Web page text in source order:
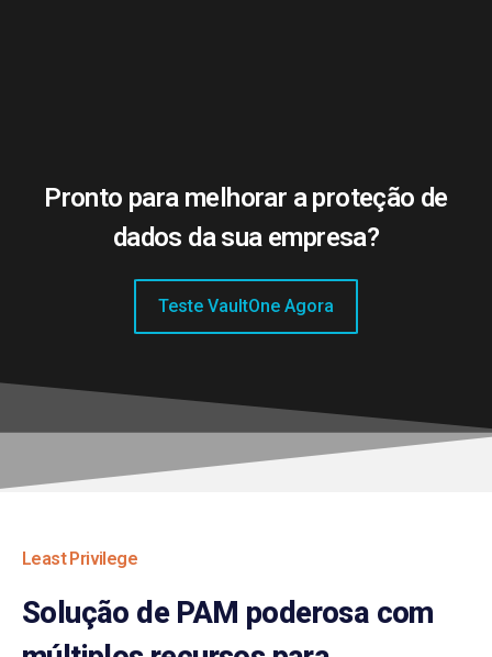
Pronto para melhorar a proteção de
dados da sua empresa?
Teste VaultOne Agora
Least Privilege
Solução de PAM poderosa com